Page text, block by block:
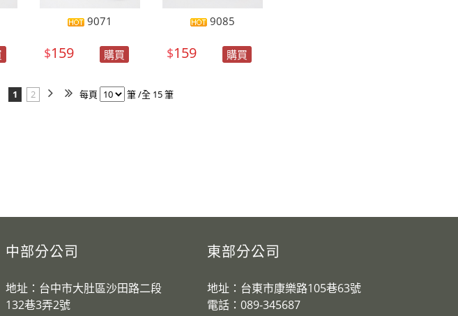
9071
$159 購買
9085
$159 購買
1 2 每頁 筆 /全 15 筆
中部分公司
地址：台中市大肚區沙田路二段
132巷3弄2號
東部分公司
地址：台東市康樂路105巷63號
電話：089-345687